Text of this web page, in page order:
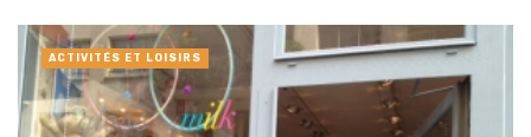
ACTIVITÉS ET LOISIRS